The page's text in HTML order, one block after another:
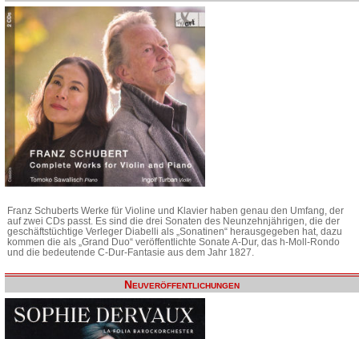
Franz Schuberts Werke für Violine und Klavier haben genau den Umfang, der
auf zwei CDs passt. Es sind die drei Sonaten des Neunzehnjährigen, die der
geschäftstüchtige Verleger Diabelli als „Sonatinen“ herausgegeben hat, dazu
kommen die als „Grand Duo“ veröffentlichte Sonate A-Dur, das h-Moll-Rondo
und die bedeutende C-Dur-Fantasie aus dem Jahr 1827.
Neuveröffentlichungen